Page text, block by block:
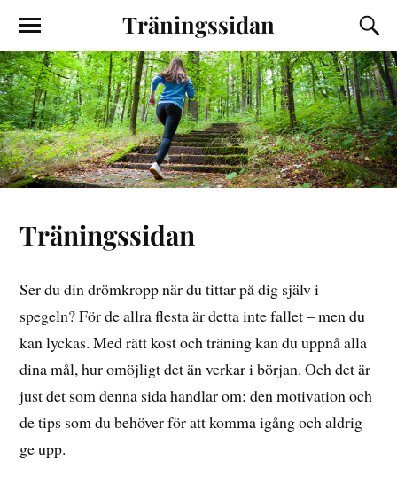
Träningssidan
Träningssidan
Ser du din drömkropp när du tittar på dig själv i
spegeln? För de allra flesta är detta inte fallet – men du
kan lyckas. Med rätt kost och träning kan du uppnå alla
dina mål, hur omöjligt det än verkar i början. Och det är
just det som denna sida handlar om: den motivation och
de tips som du behöver för att komma igång och aldrig
ge upp.